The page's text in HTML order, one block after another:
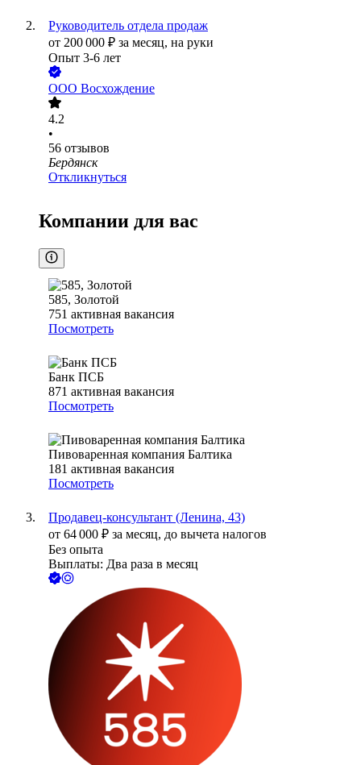
Руководитель отдела продаж
от 200 000 ₽ за месяц, на руки
Опыт 3-6 лет
ООО Восхождение
4.2
•
56 отзывов
Бердянск
Откликнуться
Компании для вас
585, Золотой
751 активная вакансия
Посмотреть
Банк ПСБ
871 активная вакансия
Посмотреть
Пивоваренная компания Балтика
181 активная вакансия
Посмотреть
Продавец-консультант (Ленина, 43)
от 64 000 ₽ за месяц, до вычета налогов
Без опыта
Выплаты: Два раза в месяц